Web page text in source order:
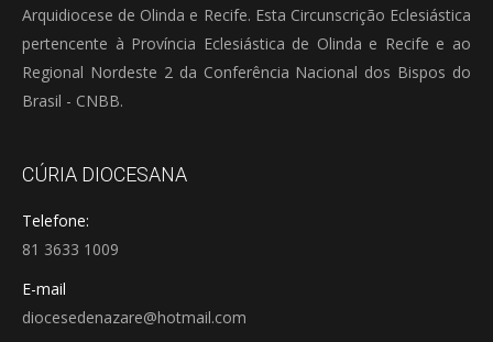
Arquidiocese de Olinda e Recife. Esta Circunscrição Eclesiástica
pertencente à Província Eclesiástica de Olinda e Recife e ao
Regional Nordeste 2 da Conferência Nacional dos Bispos do
Brasil - CNBB.
CÚRIA DIOCESANA
Telefone:
81 3633 1009
E-mail
diocesedenazare@hotmail.com